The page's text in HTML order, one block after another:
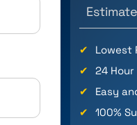
✔
Lowest
✔
24
✔
Easy
✔
100%